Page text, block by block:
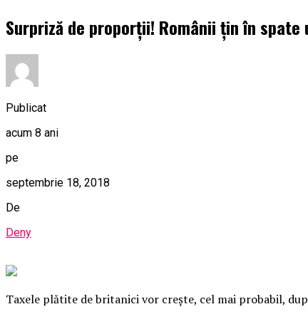
Surpriză de proporții! Românii țin în
Publicat
acum 8 ani
pe
septembrie 18, 2018
De
Deny
Taxele plătite de britanici vor creşte, cel mai probabil,